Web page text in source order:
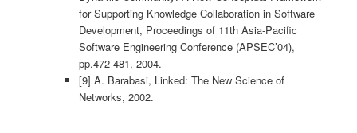
for Supporting Knowledge Collaboration in Software
Development, Proceedings of 11th Asia-Pacific
Software Engineering Conference (APSEC’04),
pp.472-481, 2004.
[9] A. Barabasi, Linked: The New Science of
Networks, 2002.